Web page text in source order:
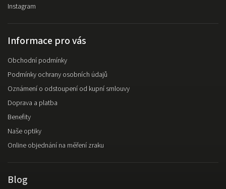
Instagram
Informace pro vás
Obchodní podmínky
Podmínky ochrany osobních údajů
Oznámení o odstoupení od kupní smlouvy
Doprava a platba
Benefity
Naše optiky
Online objednání na měření zraku
Blog